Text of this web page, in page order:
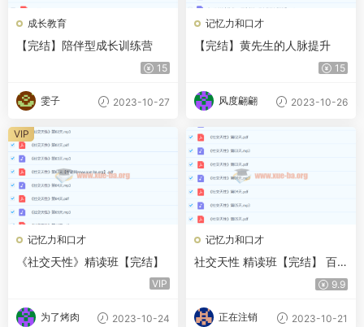
成长教育
【完结】陪伴型成长训练营
15
雯子 2023-10-27
记忆力和口才
【完结】黄先生的人脉提升
15
风度翩翩 2023-10-26
记忆力和口才
《社交天性》精读班【完结】
VIP
为了烤肉 2023-10-24
VIP
记忆力和口才
社交天性 精读班【完结】 百
9.9
正在注销 2023-10-21